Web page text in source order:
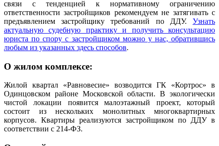
связи с тенденцией к нормативному ограничению
ответственности застройщиков рекомендуем не затягивать с
предъявлением застройщику требований по ДДУ. Узнать
актуальную судебную практику и получить консультацию
юриста по спору с застройщиком можно у нас, обратившись
любым из указанных здесь способов.
О жилом комплексе:
Жилой квартал «Равновесие» возводится ГК «Кортрос» в
Одинцовском районе Московской области. В экологически
чистой локации появится малоэтажный проект, который
состоит из нескольких монолитных многоквартирных
корпусов. Квартиры реализуются застройщиком по ДДУ в
соответствии с 214-ФЗ.